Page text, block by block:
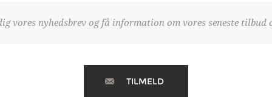
vores nyhedsbrev og få information om vores seneste tilbud
TILMELD